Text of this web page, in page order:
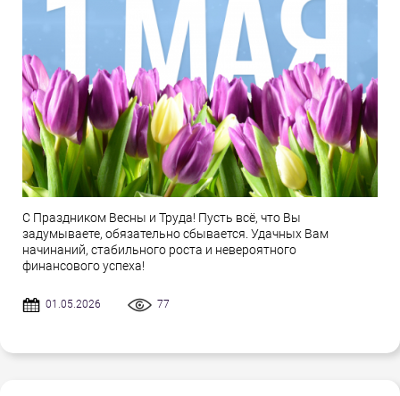
С Праздником Весны и Труда! Пусть всё, что Вы
задумываете, обязательно сбывается. Удачных Вам
начинаний, стабильного роста и невероятного
финансового успеха!
01.05.2026 77